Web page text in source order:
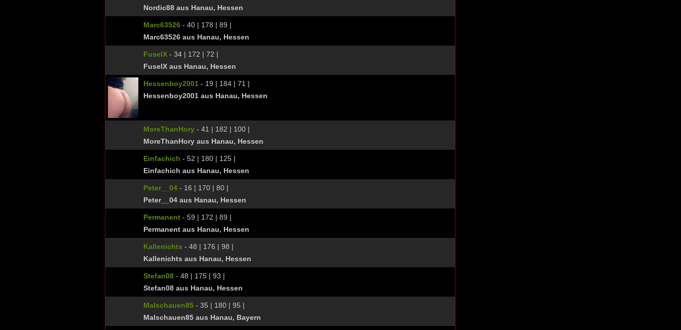
Nordic88 aus Hanau, Hessen
Marc63526 - 40 | 178 | 89 |
Marc63526 aus Hanau, Hessen
FuselX - 34 | 172 | 72 |
FuselX aus Hanau, Hessen
Hessenboy2001 - 19 | 184 | 71 |
Hessenboy2001 aus Hanau, Hessen
MoreThanHory - 41 | 182 | 100 |
MoreThanHory aus Hanau, Hessen
Einfachich - 52 | 180 | 125 |
Einfachich aus Hanau, Hessen
Peter__04 - 16 | 170 | 80 |
Peter__04 aus Hanau, Hessen
Permanent - 59 | 172 | 89 |
Permanent aus Hanau, Hessen
Kallenichts - 48 | 176 | 98 |
Kallenichts aus Hanau, Hessen
Stefan08 - 48 | 175 | 93 |
Stefan08 aus Hanau, Hessen
Malschauen85 - 35 | 180 | 95 |
Malschauen85 aus Hanau, Bayern